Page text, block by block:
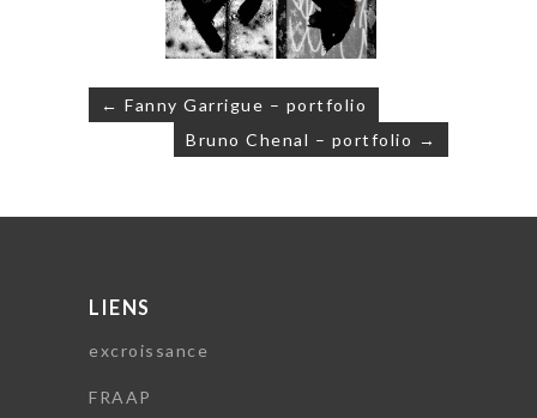
Navigation
de
l’article
← Fanny Garrigue – portfolio
Bruno Chenal – portfolio →
LIENS
excroissance
FRAAP